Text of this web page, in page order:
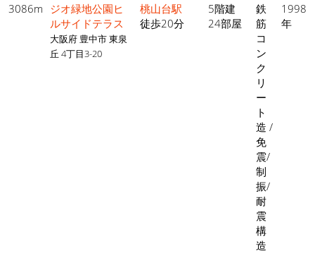
3086m ジオ緑地公園ヒ
ルサイドテラス
大阪府 豊中市 東泉
丘 4丁目3-20
桃山台駅
徒歩20分
5階建
24部屋
鉄
筋
コ
ン
ク
リ
ー
ト
造 /
免
震/
制
振/
耐
震
構
造
1998
年